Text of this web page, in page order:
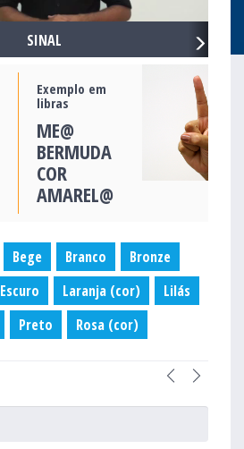
NEXT
SINAL
Exemplo em
libras
ME@
BERMUDA
COR
AMAREL@
Bege Branco
Bronze
Escuro Laranja (cor)
Lilás
Preto Rosa (cor)